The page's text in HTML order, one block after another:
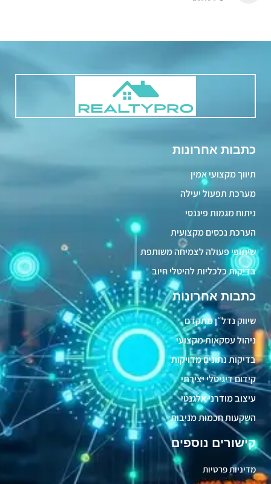
קישורים נוספים
מדיניות פרטיות
כתבות אחרונות
שיווק נדל״ן מתקדם
ניהול עסקאות מקצועי
בדיקות נתונים מדויקות
קידום דיגיטלי יצירתי
עיצוב מודרני אלגנטי
השקעות חכמות מניבות
כתבות אחרונות
תיווך מקצועי אמין
מערכת תפעול יעילה
ניתוח מגמות פיננסי
הערכת נכסים מקצועית
שיתופי פעולה לצמיחה משותפת
בדיקות כלכליות להיטלי חיוב